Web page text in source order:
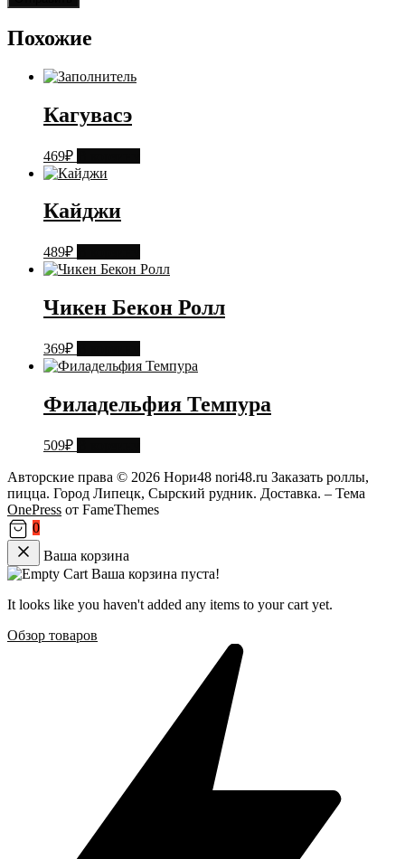
Похожие
Кагувасэ
469₽
Кайджи
489₽
Чикен Бекон Ролл
369₽
Филадельфия Темпура
509₽
Авторские права © 2026 Нори48 nori48.ru Заказать роллы,
пицца. Город Липецк, Сырский рудник. Доставка. – Тема
OnePress от FameThemes
0
Ваша корзина
Ваша корзина пуста!
It looks like you haven't added any items to your cart yet.
Обзор товаров